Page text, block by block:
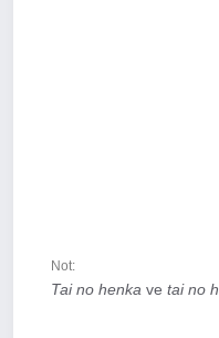
Not:
Tai no henka ve tai no